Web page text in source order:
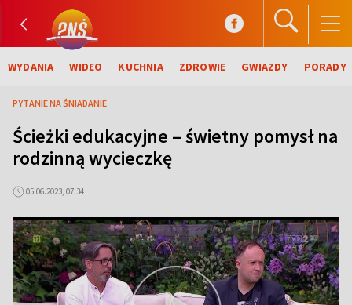
WYDANIA WIDEO KUCHNIA ZDROWIE GWIAZDY PORADY
PYTANIE NA ŚNIADANIE
Ścieżki edukacyjne – świetny pomysł na
rodzinną wycieczkę
05.06.2023, 07:34